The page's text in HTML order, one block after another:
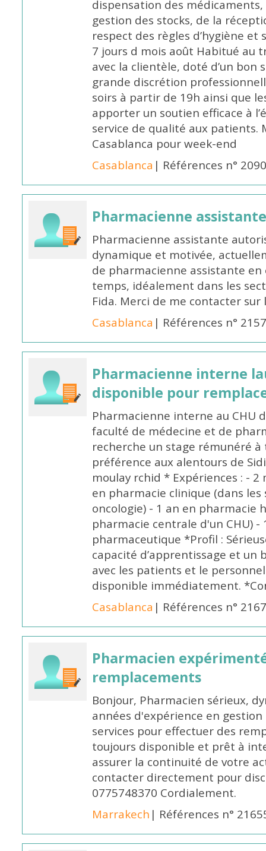
dispensation des
gestion des stocks, de la
respect des règles d’hygiène
7 jours d mois août Habitué au
avec la clientèle, doté d’un bon
grande discrétion
soirs à partir de 19h ainsi que
apporter un soutien efficace à
service de qualité aux patients.
Casablanca pour week-end
Casablanca | Références n°
Pharmacienne
Pharmacienne assistante
dynamique et motivée,
de pharmacienne assistante en
temps, idéalement dans les
Fida. Merci de me contacter sur
Casablanca | Références n°
Pharmacienne interne
disponible pour
Pharmacienne interne au CHU
faculté de médecine et de
recherche un stage rémunéré
préférence aux alentours de
moulay rchid * Expériences : -
en pharmacie clinique (dans les
oncologie) - 1 an en pharmacie
pharmacie centrale d'un CHU)
pharmaceutique *Profil :
capacité d’apprentissage et un
avec les patients et le
disponible immédiatement.
Casablanca | Références n°
Pharmacien
remplacements
Bonjour, Pharmacien sérieux,
années d'expérience en
services pour effectuer des
toujours disponible et prêt à
assurer la continuité de votre
contacter directement pour
0775748370 Cordialement.
Marrakech | Références n°